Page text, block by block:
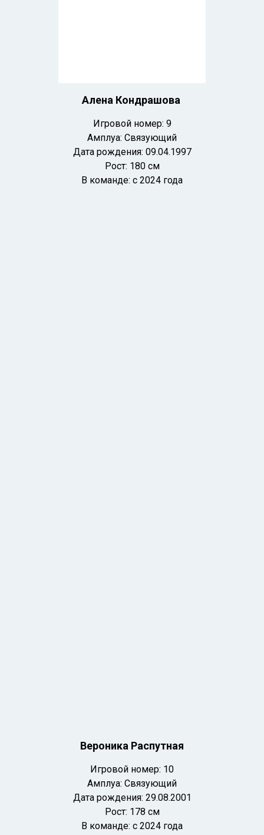
Алена Кондрашова
Игровой номер: 9
Амплуа: Связующий
Дата рождения: 09.04.1997
Рост: 180 см
В команде: с 2024 года
Вероника Распутная
Игровой номер: 10
Амплуа: Связующий
Дата рождения: 29.08.2001
Рост: 178 см
В команде: с 2024 года